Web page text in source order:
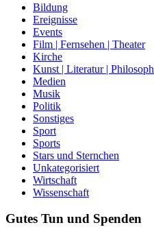
Bildung
Ereignisse
Events
Film | Fernsehen | Theater
Kirche
Kunst | Literatur |
Medien
Musik
Politik
Sonstiges
Sport
Sports
Stars und Sternchen
Unkategorisiert
Wirtschaft
Wissenschaft
Gutes Tun und Spenden